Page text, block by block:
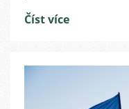
Číst více